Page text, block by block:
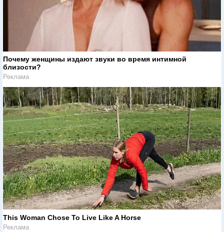
Почему женщины издают звуки во время интимной
близости?
Реклама
This Woman Chose To Live Like A Horse
Реклама